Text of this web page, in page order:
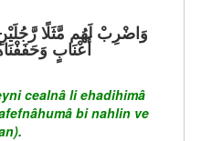
أَعْنَابٍ
cealnâ li ehadihimâ
bi nahlin ve